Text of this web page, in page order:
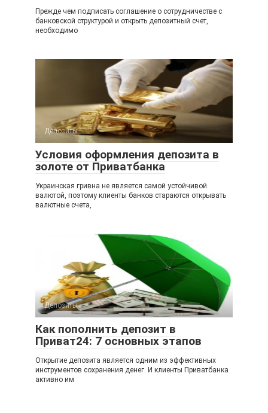
Прежде чем подписать соглашение о сотрудничестве с
банковской структурой и открыть депозитный счет,
необходимо
Депозиты
Условия оформления депозита в
золоте от Приватбанка
Украинская гривна не является самой устойчивой
валютой, поэтому клиенты банков стараются открывать
валютные счета,
Депозиты
Как пополнить депозит в
Приват24: 7 основных этапов
Открытие депозита является одним из эффективных
инструментов сохранения денег. И клиенты Приватбанка
активно им